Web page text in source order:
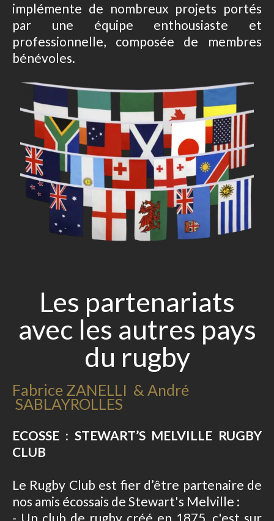
implémente de nombreux projets portés
par une équipe enthousiaste et
professionnelle, composée de membres
bénévoles.
Les partenariats
avec les autres pays
du rugby
Fabrice ZANELLI & André
SABLAYROLLES
ECOSSE : STEWART’S MELVILLE RUGBY
CLUB
Le Rugby Club est fier d’être partenaire de
nos amis écossais de Stewart's Melville :
- Un club de rugby créé en 1875, c'est sur